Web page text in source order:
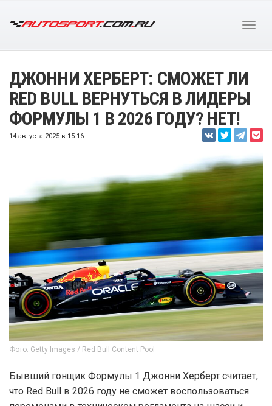
ДЖОННИ ХЕРБЕРТ: СМОЖЕТ ЛИ
RED BULL ВЕРНУТЬСЯ В ЛИДЕРЫ
ФОРМУЛЫ 1 В 2026 ГОДУ? НЕТ!
14 августа 2025 в 15:16
Фото: Getty Images / Red Bull Content Pool
Бывший гонщик Формулы 1 Джонни Херберт считает,
что Red Bull в 2026 году не сможет воспользоваться